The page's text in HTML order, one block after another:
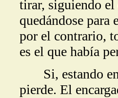
tirar, siguiendo el
quedándose
por el contrario,
es el que había
Si, estando en
pierde. El